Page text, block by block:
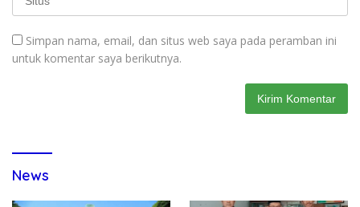
Simpan nama, email, dan situs web saya pada peramban ini
untuk komentar saya berikutnya.
News